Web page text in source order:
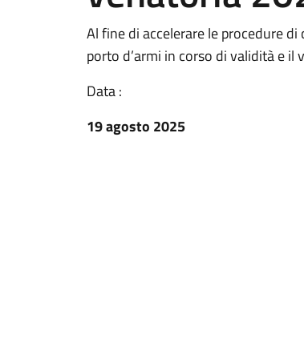
Al fine di accelerare le procedure
porto d’armi in corso di validità e
Data :
19 agosto 2025